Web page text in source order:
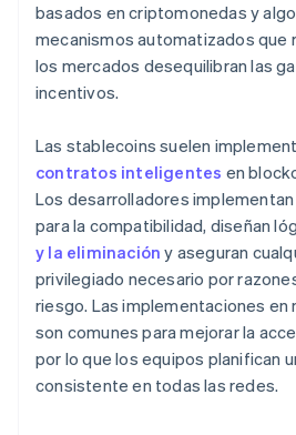
basados en criptomonedas y
mecanismos automatizados que
los mercados desequilibran las
incentivos.
Las stablecoins suelen
contratos inteligentes en
Los desarrolladores
para la compatibilidad, diseñan
y la eliminación y aseguran
privilegiado necesario por
riesgo. Las implementaciones en
son comunes para mejorar la
por lo que los equipos planifican
consistente en todas las redes.